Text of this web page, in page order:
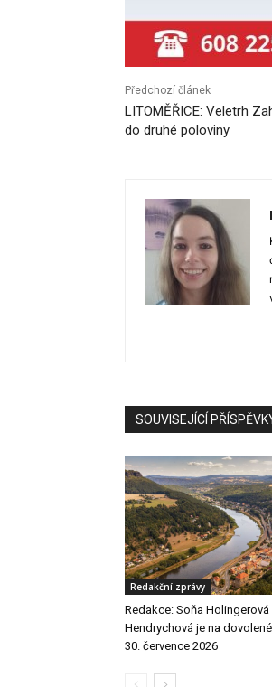
Předchozí článek
LITOMĚŘICE: Veletrh
do druhé poloviny
SOUVISEJÍCÍ
Redakční zprávy
Redakce: Soňa Holingerová
Hendrychová je na
30. července 2026